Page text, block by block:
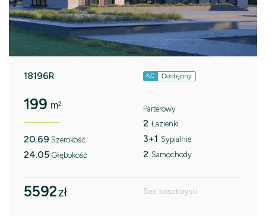
18196R KC Dostępny
199 m²
20.69 Szerokość
24.05 Głębokość
Parterowy
2 Łazienki
3+1 Sypialnie
2 Samochody
5592zł Bez kosztorysu